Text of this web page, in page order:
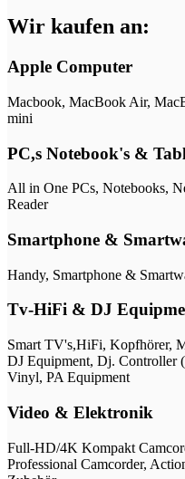
Wir kaufen an:
Apple Computer
Macbook, MacBook Air,
mini
PC,s Notebook's &
All in One PCs, Notebooks,
Reader
Smartphone &
Handy, Smartphone &
Tv-HiFi & DJ
Smart TV's,HiFi, Kopfhörer,
DJ Equipment, Dj. Controller
Vinyl, PA Equipment
Video & Elektronik
Full-HD/4K Kompakt
Professional Camcorder,